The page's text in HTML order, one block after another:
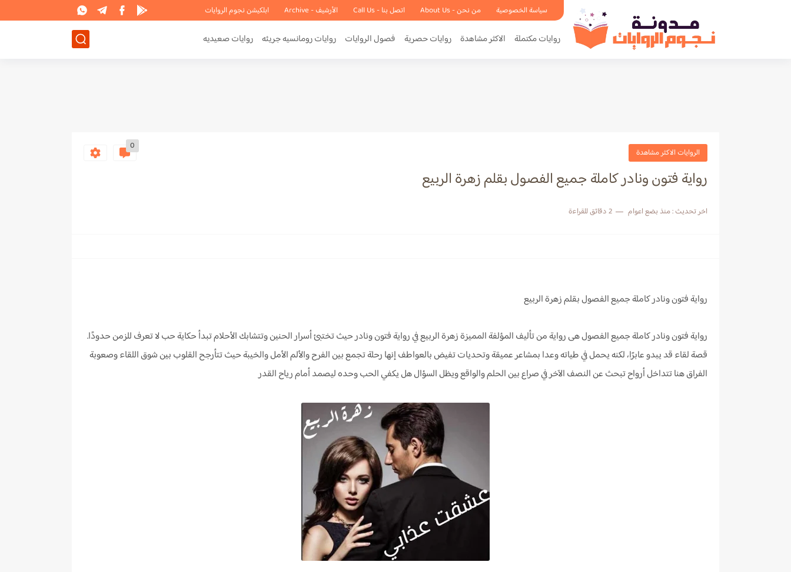
سياسة الخصوصية من نحن - About Us اتصل بنا - Call Us الأرشيف - Archive ابلكيشن نجوم الروايات
روايات مكتملة الاكثر مشاهدة روايات حصرية فصول الروايات روايات رومانسيه جريئه روايات صعيديه
الروايات الاكثر مشاهدة
0
رواية فتون ونادر كاملة جميع الفصول بقلم زهرة الربيع
اخر تحديث :منذ بضع اعوام 2 دقائق للقراءة
رواية فتون ونادر كاملة جميع الفصول بقلم زهرة الربيع
رواية فتون ونادر كاملة جميع الفصول هى رواية من تأليف المؤلفة المميزة زهرة الربيع في رواية فتون ونادر حيث تختبئ أسرار الحنين وتتشابك الأحلام تبدأ حكاية حب لا تعرف للزمن حدودًا.
قصة لقاء قد يبدو عابرًا، لكنه يحمل في طياته وعدا بمشاعر عميقة وتحديات تفيض بالعواطف إنها رحلة تجمع بين الفرح والألم الأمل والخيبة حيث تتأرجح القلوب بين شوق اللقاء وصعوبة
الفراق هنا تتداخل أرواح تبحث عن النصف الآخر في صراع بين الحلم والواقع ويظل السؤال هل يكفي الحب وحده ليصمد أمام رياح القدر